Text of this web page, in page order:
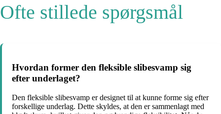
Ofte stillede spørgsmål
Hvordan former den fleksible slibesvamp sig
efter underlaget?
Den fleksible slibesvamp er designet til at kunne forme sig efter
forskellige underlag. Dette skyldes, at den er sammenlagt med